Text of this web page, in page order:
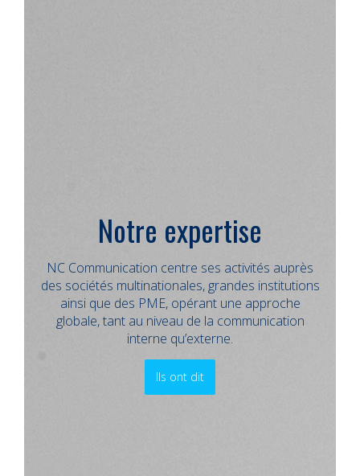
Notre expertise
NC Communication centre ses activités auprès
des sociétés multinationales, grandes institutions
ainsi que des PME, opérant une approche
globale, tant au niveau de la communication
interne qu’externe.
Ils ont dit